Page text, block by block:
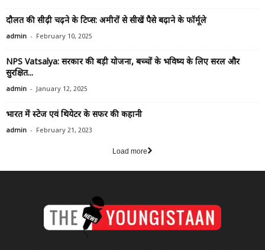
दौलत की सीढ़ी चढ़ने के टिप्स: अमीरों से सीखें पैसे बढ़ाने के फॉर्मूले
admin - February 10, 2025
NPS Vatsalya: सरकार की बड़ी योजना, बच्चों के भविष्य के लिए सरल और
सुरक्षित...
admin - January 12, 2025
भारत में स्टेज एवं थियेटर के सफर की कहानी
admin - February 21, 2023
Load more